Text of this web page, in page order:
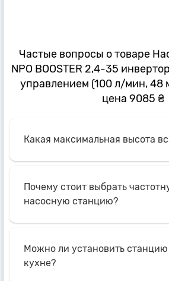
Частые вопросы о товаре
NPO BOOSTER 2,4-35
управлением (100 л/мин, 48
цена 9085 ₴
Какая максимальная высота
Почему стоит выбрать
насосную станцию?
Можно ли установить
кухне?